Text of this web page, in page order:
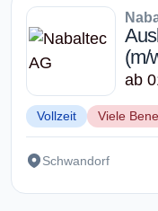
(m/
ab
Vollzeit Viele
Schwandorf